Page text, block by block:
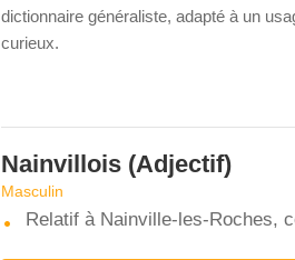
dictionnaire généraliste, adapté à un
curieux.
Nainvillois (Adjectif)
Masculin
Relatif à Nainville-les-Roches,